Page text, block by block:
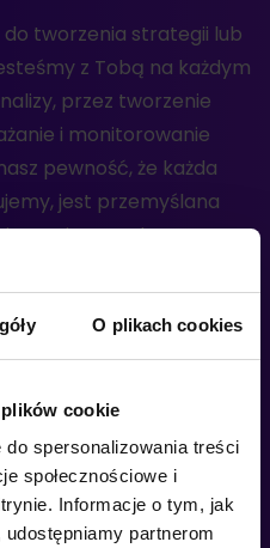
O plikach cookies
cookie
spersonalizowania treści
społecznościowe i
Informacje o tym, jak
partnerom
tworzenia strategii lub
z Tobą na każdym
przez tworzenie
i monitorowanie
pewność, że każda
jest przemyślana
Twojego zysku. Jest
nam i naszym klientom
efekty.
Rzeszów –